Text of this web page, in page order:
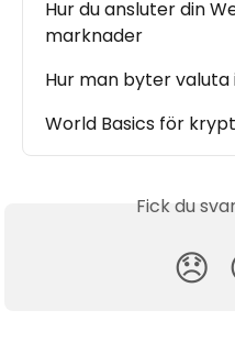
Hur du ansluter din
marknader
Hur man byter
World Basics för
Fick du
😞